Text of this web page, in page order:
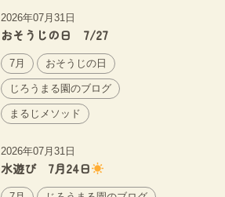
2026年07月31日
おそうじの日 7/27
7月 おそうじの日
じろうまる園のブログ
まるじメソッド
2026年07月31日
水遊び 7月24日